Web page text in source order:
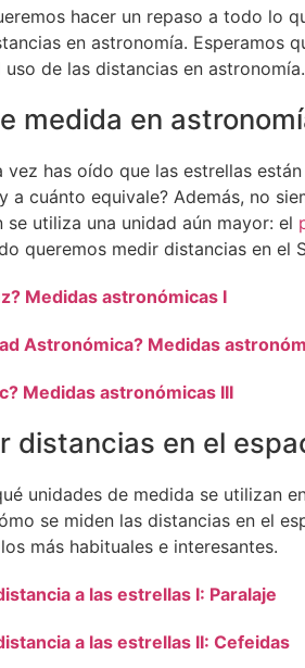
hacer un repaso a todo lo
en astronomía. Esperamos
de las distancias en astronomía.
medida en
vez has oído que las estrellas
y a cuánto equivale? Además, no
se utiliza una unidad aún mayor: el
queremos medir distancias en el
Medidas astronómicas I
Astronómica? Medidas
Medidas astronómicas III
distancias en el
unidades de medida se utilizan
se miden las distancias en el
más habituales e interesantes.
a las estrellas I: Paralaje
a las estrellas II: Cefeidas